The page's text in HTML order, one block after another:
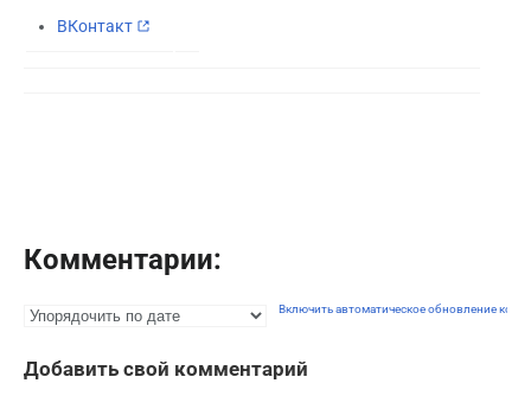
ВКонтакт
Комментарии:
Включить автоматическое обновление
Добавить свой комментарий